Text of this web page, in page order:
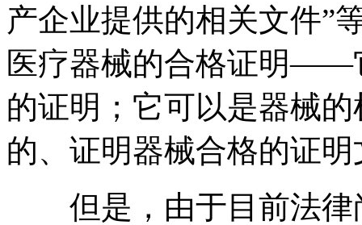
产企业提供的相关文件”
医疗器械的合格证明——
的证明；它可以是器械
的、证明器械合格的证
但是，由于目前法律